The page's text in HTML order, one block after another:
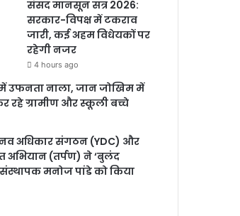
संसद मानसून सत्र 2026:
सरकार-विपक्ष में टकराव
जारी, कई अहम विधेयकों पर
रहेगी नजर
4 hours ago
उफनता नाला, जान जोखिम में
रहे ग्रामीण और स्कूली बच्चे
अधिकार संगठन (YDC) और
अभियान (तर्पण) ने ‘बुलंद
मनोज पांडे को किया